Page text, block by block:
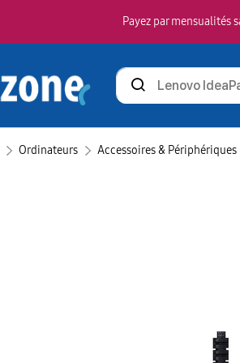
Payez par
Rechercher
des
Ordinateurs Accessoires & Périphériques